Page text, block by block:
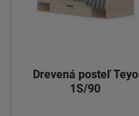
Drevená posteľ Teyo
1S/90